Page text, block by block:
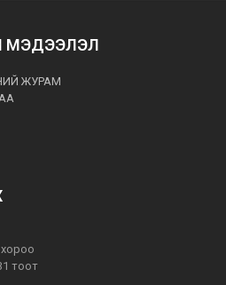
МЭДЭЭЛЭЛ
ЖУРАМ
хороо
тоот